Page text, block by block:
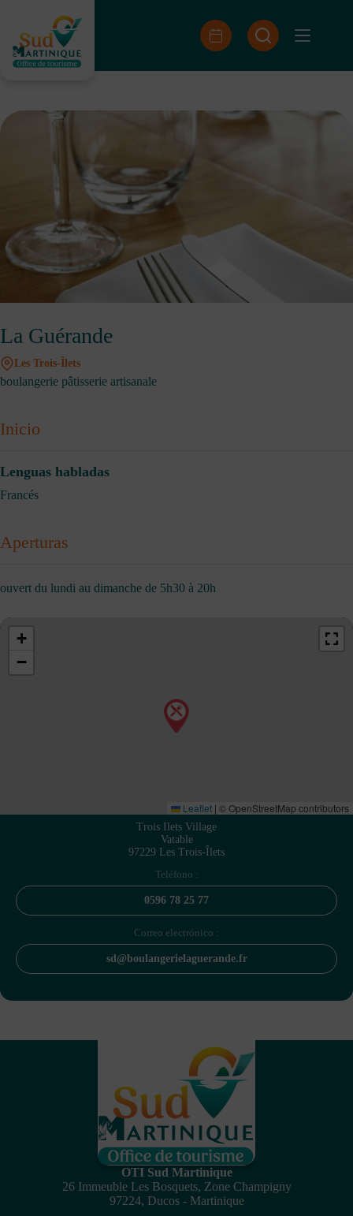
contenido
La Guérande
Les Trois-Îlets
boulangerie pâtisserie artisanale
Inicio
Lenguas habladas
Francés
Aperturas
ouvert du lundi au dimanche de 5h30 à 20h
+
−
Leaflet | © OpenStreetMap contributors
Trois Ilets Village
Vatable
97229 Les Trois-Îlets
Teléfono :
0596 78 25 77
Correo electrónico :
sd@boulangerielaguerande.fr
OTI Sud Martinique
26 Immeuble Les Bosquets, Zone Champigny
97224, Ducos - Martinique